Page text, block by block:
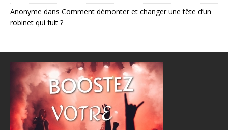
Anonyme dans Comment démonter et changer une tête d’un
robinet qui fuit ?